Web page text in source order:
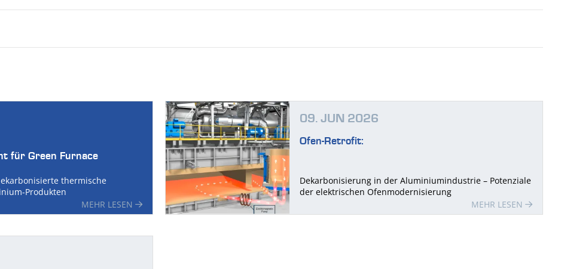
für Green Furnace
thermische
Produkten
MEHR LESEN
09. JUN 2026
Ofen-Retrofit:
Dekarbonisierung in der Aluminiumindustrie – Potenziale
der elektrischen Ofenmodernisierung
MEHR LESEN